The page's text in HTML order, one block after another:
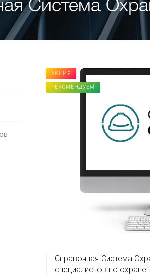
Система
АКЦИЯ
РЕКОМЕНДУЕМ
Справочная Система
специалистов по охране